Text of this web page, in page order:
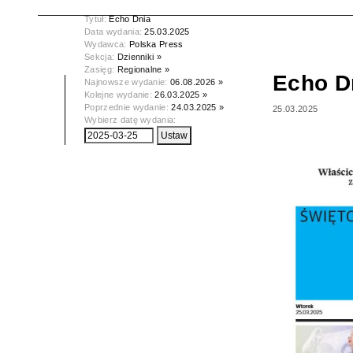
Tytuł:Echo Dnia
Data wydania:25.03.2025
Wydawca: Polska Press
Sekcja: Dzienniki »
Zasięg: Regionalne »
Najnowsze wydanie:06.08.2026 »
Kolejne wydanie:26.03.2025 »
Poprzednie wydanie:24.03.2025 »
Wybierz datę wydania:
Echo
25.03.2025